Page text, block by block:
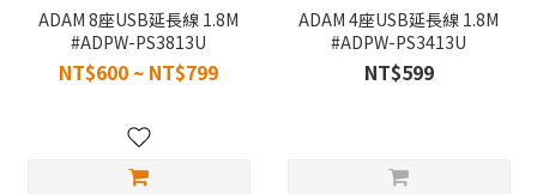
ADAM 8座USB延長線 1.8M
#ADPW-PS3813U
NT$600 ~ NT$799
ADAM 4座USB延長線 1.8M
#ADPW-PS3413U
NT$599